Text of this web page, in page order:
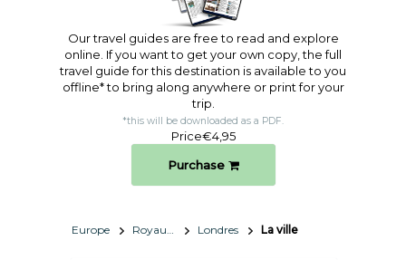
Our travel guides are free to read and explore
online. If you want to get your own copy, the full
travel guide for this destination is available to you
offline* to bring along anywhere or print for your
trip.​
*this will be downloaded as a PDF.
Price€4,95
Purchase
Europe Royaume-Uni Londres La ville